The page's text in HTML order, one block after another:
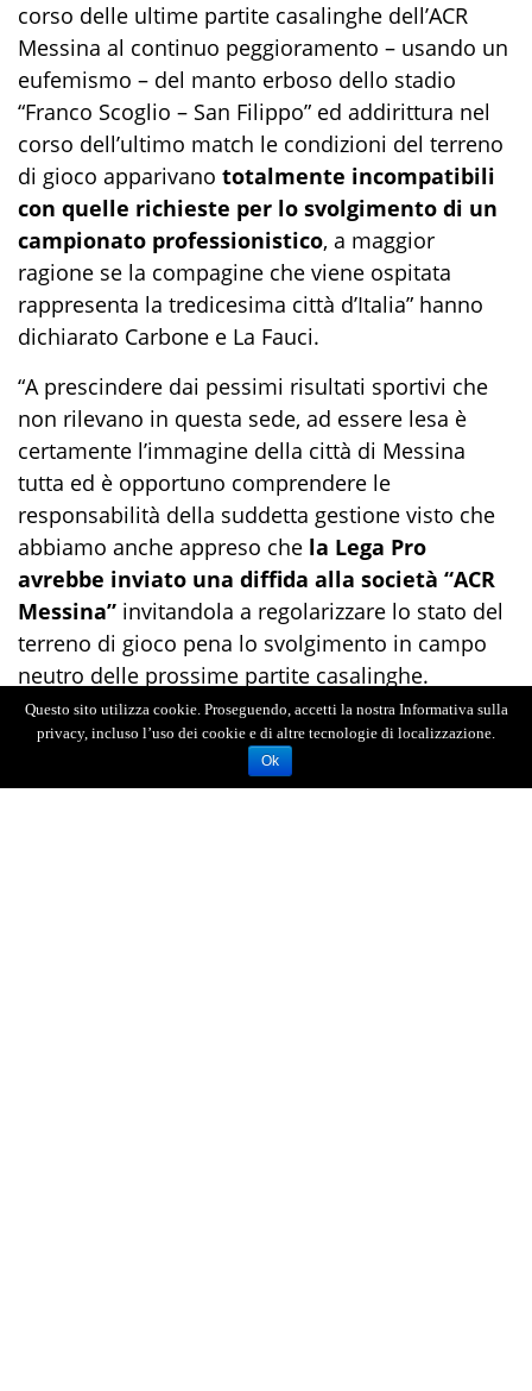
corso delle ultime partite casalinghe dell’ACR
Messina al continuo peggioramento – usando un
eufemismo – del manto erboso dello stadio
“Franco Scoglio – San Filippo” ed addirittura nel
corso dell’ultimo match le condizioni del terreno
di gioco apparivano totalmente incompatibili
con quelle richieste per lo svolgimento di un
campionato professionistico, a maggior
ragione se la compagine che viene ospitata
rappresenta la tredicesima città d’Italia” hanno
dichiarato Carbone e La Fauci.
“A prescindere dai pessimi risultati sportivi che
non rilevano in questa sede, ad essere lesa è
certamente l’immagine della città di Messina
tutta ed è opportuno comprendere le
responsabilità della suddetta gestione visto che
abbiamo anche appreso che la Lega Pro
avrebbe inviato una diffida alla società “ACR
Messina” invitandola a regolarizzare lo stato del
terreno di gioco pena lo svolgimento in campo
neutro delle prossime partite casalinghe.
"Analoga situazione si verifica nello storico
impianto “Giovanni Celeste” utilizzato per gli
allenamenti”, concludono i Consiglieri Comunali
Questo sito utilizza cookie. Proseguendo, accetti la nostra Informativa sulla
privacy, incluso l’uso dei cookie e di altre tecnologie di localizzazione.
Ok